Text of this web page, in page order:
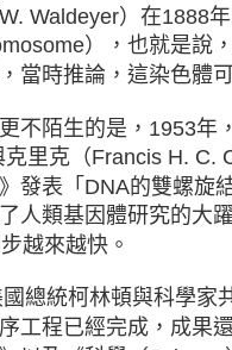
Waldeyer）在1888
），也就是說
當時推論，這染色體
不陌生的是，1953年
克里克（Francis H. C.
》發表「DNA的雙螺旋
人類基因體研究的大
越來越快。
總統柯林頓與科學家
工程已經完成，成果